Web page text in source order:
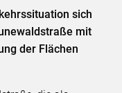
sich
mit
der Flächen